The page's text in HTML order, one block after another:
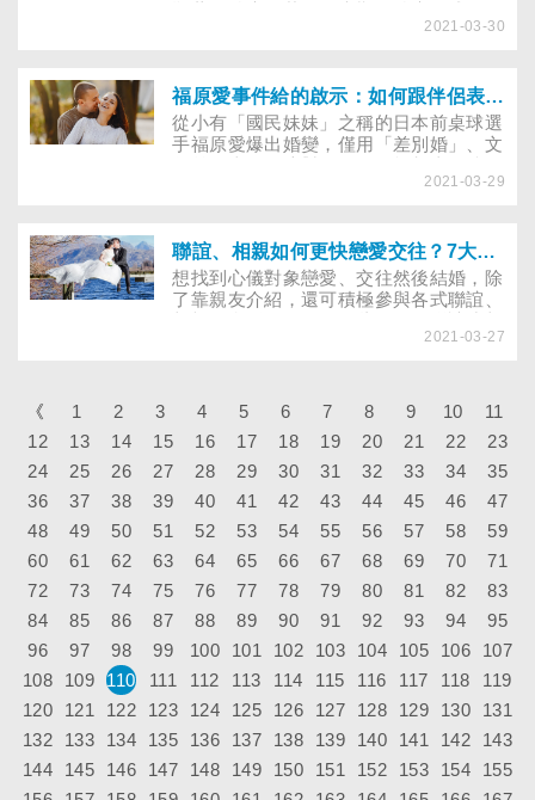
復發率如何？手術後如何避免腸道沾黏？
2021-03-30
福原愛事件給的啟示：如何跟伴侶表達這讓我不舒服了
從小有「國民妹妹」之稱的日本前桌球選
手福原愛爆出婚變，僅用「差別婚」、文
隘，婚姻故事百百種，我們也來看看其他
2021-03-29
聯誼、相親如何更快戀愛交往？7大成功秘笈專家報你知
想找到心儀對象戀愛、交往然後結婚，除
了靠親友介紹，還可積極參與各式聯誼、
親都失敗，一直抱怨運氣不佳或沒人介紹
2021-03-27
《 1 2 3 4 5 6 7 8 9 10
11
12
13 14 15 16 17 18 19 20 21 22
23
24
25 26 27 28 29 30 31 32 33 34
35
36
37 38 39 40 41 42 43 44 45 46
47
48
49 50 51 52 53 54 55 56 57 58
59
60
61 62 63 64 65 66 67 68 69 70
71
72
73 74 75 76 77 78 79 80 81 82
83
84
85 86 87 88 89 90 91 92 93 94
95
96
97 98 99 100 101 102 103 104 105 106
107
108
109 110 111 112 113 114 115 116 117 118
119
120
121 122 123 124 125 126 127 128 129 130
131
132
133 134 135 136 137 138 139 140 141 142
143
144
145 146 147 148 149 150 151 152 153 154
155